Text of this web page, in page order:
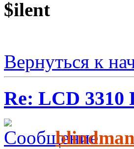
$ilent
Вернуться к
Re: LCD
blindman